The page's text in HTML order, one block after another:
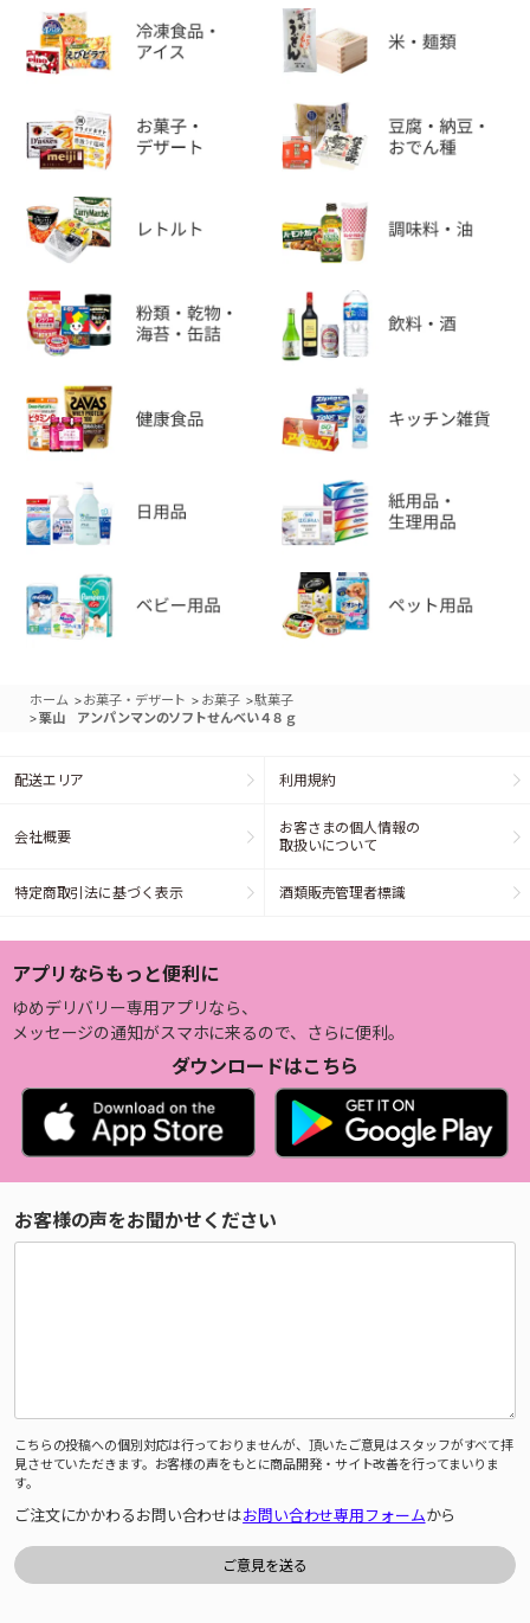
ホーム >お菓子・デザート > お菓子 >駄菓子
>栗山 アンパンマンのソフトせんべい４８ｇ
配送エリア 利用規約
会社概要
お客さまの個人情報の
取扱いについて
特定商取引法に基づく表示 酒類販売管理者標識
アプリならもっと便利に
ゆめデリバリー専用アプリなら、
メッセージの通知がスマホに来るので、さらに便利。
ダウンロードはこちら
お客様の声をお聞かせください
こちらの投稿への個別対応は行っておりませんが、頂いたご意見はスタッフがすべて拝
見させていただきます。お客様の声をもとに商品開発・サイト改善を行ってまいりま
す。
ご注文にかかわるお問い合わせはお問い合わせ専用フォームから